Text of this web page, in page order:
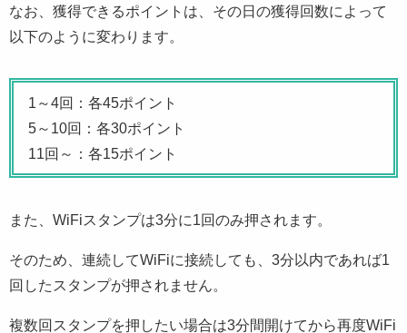
なお、獲得できるポイントは、その日の獲得回数によって
以下のように変わります。
1～4回：各45ポイント
5～10回：各30ポイント
11回～：各15ポイント
また、WiFiスタンプは3分に1回のみ押されます。
そのため、連続してWiFiに接続しても、3分以内であれば1
回したスタンプが押されません。
複数回スタンプを押したい場合は3分間開けてから再度WiFi